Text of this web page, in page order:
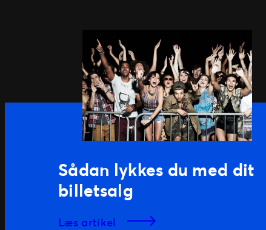
Sådan lykkes du med dit
billetsalg
læs artikel